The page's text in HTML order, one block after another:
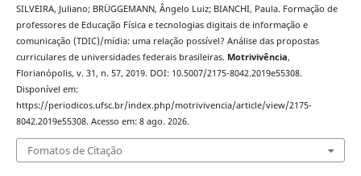
SILVEIRA, Juliano; BRÜGGEMANN, Ângelo Luiz; BIANCHI, Paula. Formação de
professores de Educação Física e tecnologias digitais de informação e
comunicação (TDIC)/mídia: uma relação possível? Análise das propostas
curriculares de universidades federais brasileiras. Motrivivência,
Florianópolis, v. 31, n. 57, 2019. DOI: 10.5007/2175-8042.2019e55308.
Disponível em:
https://periodicos.ufsc.br/index.php/motrivivencia/article/view/2175-
8042.2019e55308. Acesso em: 8 ago. 2026.
Fomatos de Citação